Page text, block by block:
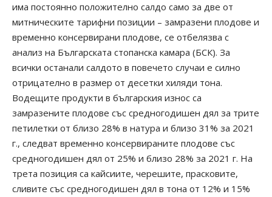
има постоянно положително салдо само за две от
митническите тарифни позиции – замразени плодове и
временно консервирани плодове, се отбелязва с
анализ на Българската стопанска камара (БСК). За
всички останали салдото в повечето случаи е силно
отрицателно в размер от десетки хиляди тона.
Водещите продукти в българския износ са
замразените плодове със средногодишен дял за трите
петилетки от близо 28% в натура и близо 31% за 2021
г., следват временно консервираните плодове със
средногодишен дял от 25% и близо 28% за 2021 г. На
трета позиция са кайсиите, черешите, прасковите,
сливите със средногодишен дял в тона от 12% и 15%